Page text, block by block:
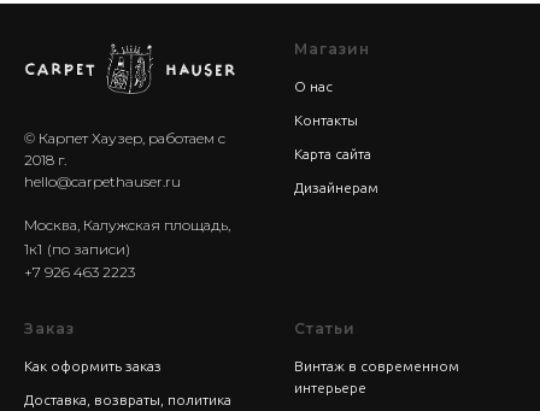
© Карпет Хаузер, работаем с
2018 г.
hello@carpethauser.ru
Москва, Калужская площадь,
1к1 (по записи)
+7 926 463 2223
Магазин
О нас
Контакты
Карта сайта
Дизайнерам
Заказ
Как оформить заказ
Доставка, возвраты, политика
Статьи
Винтаж в современном
интерьере